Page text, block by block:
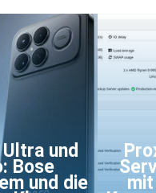
Ultra und
Bose
und die